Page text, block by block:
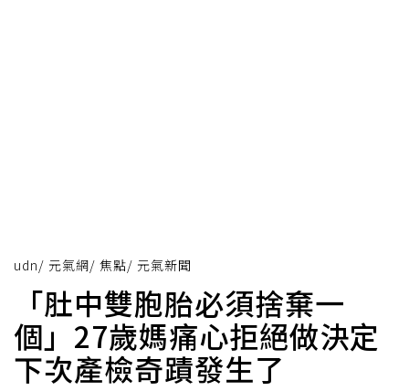
udn/ 元氣網/ 焦點/ 元氣新聞
「肚中雙胞胎必須捨棄一
個」27歲媽痛心拒絕做決定
下次產檢奇蹟發生了